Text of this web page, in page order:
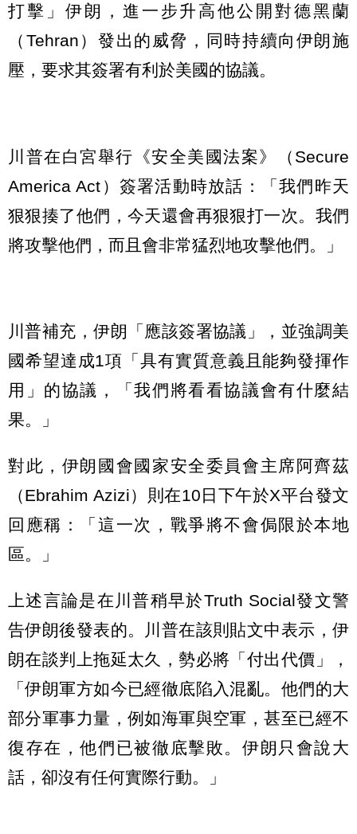
打擊」伊朗，進一步升高他公開對德黑蘭
（Tehran）發出的威脅，同時持續向伊朗施
壓，要求其簽署有利於美國的協議。
川普在白宮舉行《安全美國法案》（Secure
America Act）簽署活動時放話：「我們昨天
狠狠揍了他們，今天還會再狠狠打一次。我們
將攻擊他們，而且會非常猛烈地攻擊他們。」
川普補充，伊朗「應該簽署協議」，並強調美
國希望達成1項「具有實質意義且能夠發揮作
用」的協議，「我們將看看協議會有什麼結
果。」
對此，伊朗國會國家安全委員會主席阿齊茲
（Ebrahim Azizi）則在10日下午於X平台發文
回應稱：「這一次，戰爭將不會侷限於本地
區。」
上述言論是在川普稍早於Truth Social發文警
告伊朗後發表的。川普在該則貼文中表示，伊
朗在談判上拖延太久，勢必將「付出代價」，
「伊朗軍方如今已經徹底陷入混亂。他們的大
部分軍事力量，例如海軍與空軍，甚至已經不
復存在，他們已被徹底擊敗。伊朗只會說大
話，卻沒有任何實際行動。」